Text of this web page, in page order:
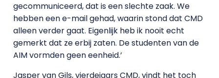
gecommuniceerd, dat is een slechte zaak. We
hebben een e-mail gehad, waarin stond dat CMD
alleen verder gaat. Eigenlijk heb ik nooit echt
gemerkt dat ze erbij zaten. De studenten van de
AIM vormden geen eenheid.’
Jasper van Gils, vierdejaars CMD, vindt het toch